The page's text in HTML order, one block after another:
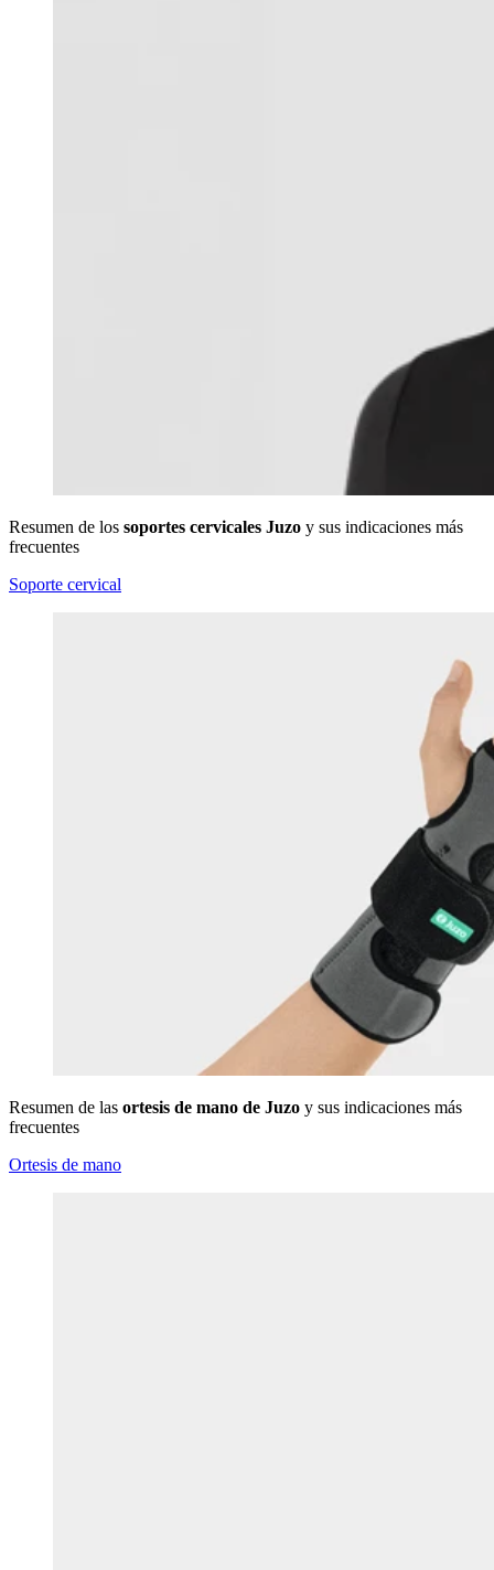
Resumen de los soportes cervicales Juzo y sus indicaciones más
frecuentes
Soporte cervical
Resumen de las ortesis de mano de Juzo y sus indicaciones más
frecuentes
Ortesis de mano